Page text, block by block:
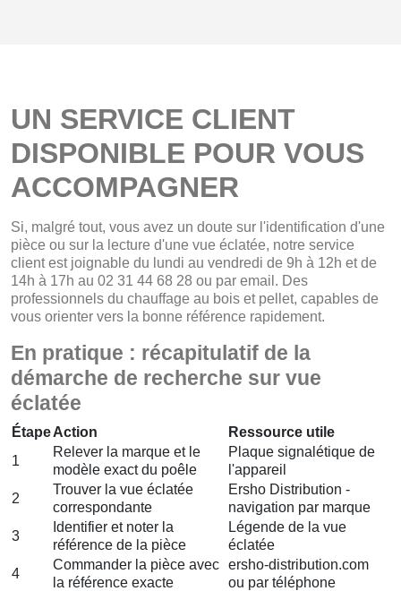
UN SERVICE CLIENT
DISPONIBLE POUR VOUS
ACCOMPAGNER
Si, malgré tout, vous avez un doute sur l'identification d'une
pièce ou sur la lecture d'une vue éclatée, notre service
client est joignable du lundi au vendredi de 9h à 12h et de
14h à 17h au 02 31 44 68 28 ou par email. Des
professionnels du chauffage au bois et pellet, capables de
vous orienter vers la bonne référence rapidement.
En pratique : récapitulatif de la
démarche de recherche sur vue
éclatée
ÉtapeAction
Ressource utile
1
Relever la marque et le
modèle exact du poêle
Plaque signalétique de
l'appareil
2
Trouver la vue éclatée
correspondante
Ersho Distribution -
navigation par marque
3
Identifier et noter la
référence de la pièce
Légende de la vue
éclatée
4
Commander la pièce avec
la référence exacte
ersho-distribution.com
ou par téléphone